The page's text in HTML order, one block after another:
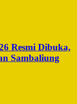
Resmi Dibuka,
Sambaliung